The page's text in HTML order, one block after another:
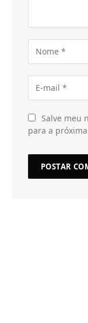
Salve meu
para a